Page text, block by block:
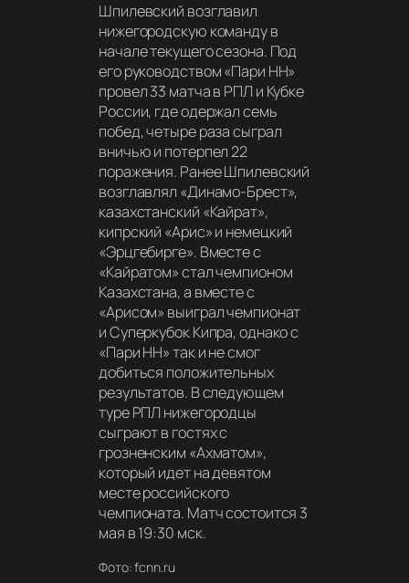
Шпилевский возглавил
нижегородскую команду в
начале текущего сезона. Под
его руководством «Пари НН»
провел 33 матча в РПЛ и Кубке
России, где одержал семь
побед, четыре раза сыграл
вничью и потерпел 22
поражения. Ранее Шпилевский
возглавлял «Динамо-Брест»,
казахстанский «Кайрат»,
кипрский «Арис» и немецкий
«Эрцгебирге». Вместе с
«Кайратом» стал чемпионом
Казахстана, а вместе с
«Арисом» выиграл чемпионат
и Суперкубок Кипра, однако с
«Пари НН» так и не смог
добиться положительных
результатов. В следующем
туре РПЛ нижегородцы
сыграют в гостях с
грозненским «Ахматом»,
который идет на девятом
месте российского
чемпионата. Матч состоится 3
мая в 19:30 мск.
Фото: fcnn.ru